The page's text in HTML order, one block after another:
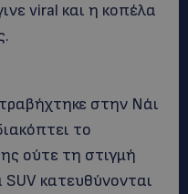
viral και η κοπέλα
στην Νάι
το
ούτε τη στιγμή
κατευθύνονται